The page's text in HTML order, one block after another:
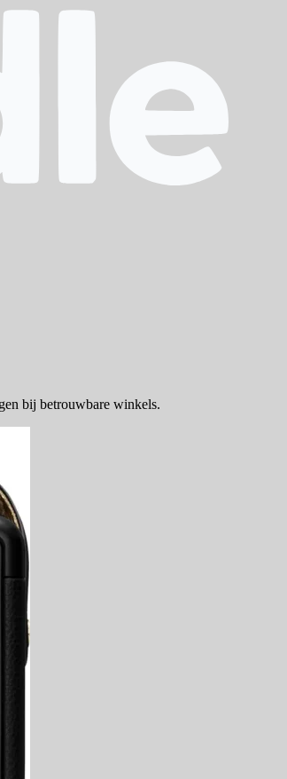
bij betrouwbare winkels.